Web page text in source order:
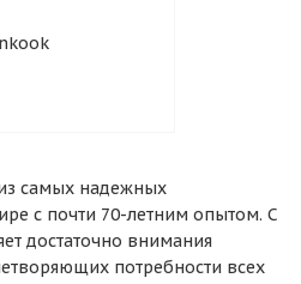
самых надежных
с почти 70-летним опытом. С
достаточно внимания
потребности всех